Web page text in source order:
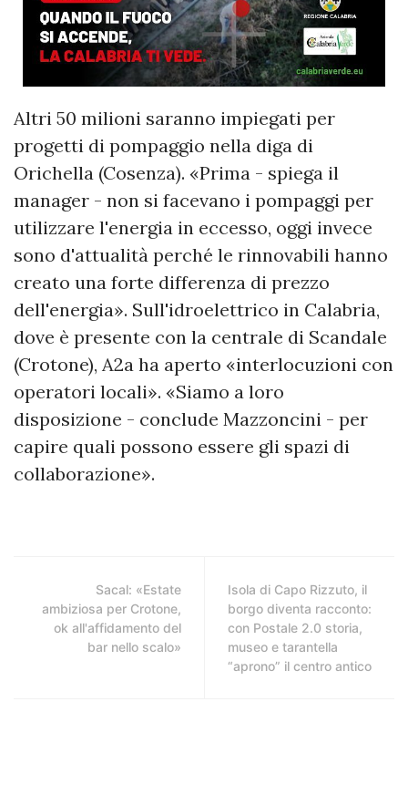
Altri 50 milioni saranno impiegati per
progetti di pompaggio nella diga di
Orichella (Cosenza). «Prima - spiega il
manager - non si facevano i pompaggi per
utilizzare l'energia in eccesso, oggi invece
sono d'attualità perché le rinnovabili hanno
creato una forte differenza di prezzo
dell'energia». Sull'idroelettrico in Calabria,
dove è presente con la centrale di Scandale
(Crotone), A2a ha aperto «interlocuzioni con
operatori locali». «Siamo a loro
disposizione - conclude Mazzoncini - per
capire quali possono essere gli spazi di
collaborazione».
Sacal: «Estate
ambiziosa per Crotone,
ok all'affidamento del
bar nello scalo»
Isola di Capo Rizzuto, il
borgo diventa racconto:
con Postale 2.0 storia,
museo e tarantella
“aprono” il centro antico